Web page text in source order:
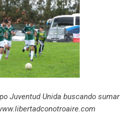
Juventud Unida buscando sumar